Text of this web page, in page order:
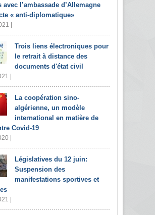
avec l’ambassade d’Allemagne
« anti-diplomatique»
|
Trois liens électroniques pour
le retrait à distance des
documents d'état civil
|
La coopération sino-
algérienne, un modèle
international en matière de
Covid-19
|
Législatives du 12 juin:
Suspension des
manifestations sportives et
|